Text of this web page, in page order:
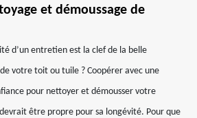
et démoussage de
d’un entretien est la clef de la belle
votre toit ou tuile ? Coopérer avec une
pour nettoyer et démousser votre
être propre pour sa longévité. Pour que